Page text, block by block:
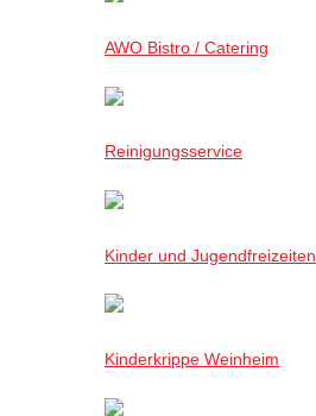
AWO Bistro / Catering
Reinigungsservice
Kinder und Jugendfreizeiten
Kinderkrippe Weinheim